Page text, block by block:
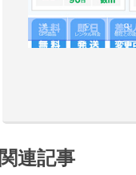
関連記事